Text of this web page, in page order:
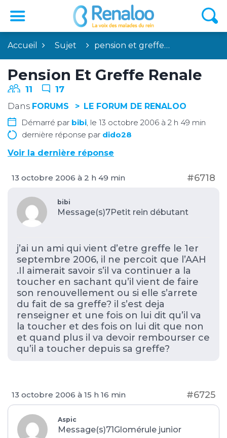
Accueil Sujet pension et greffe…
Pension Et Greffe Renale
11 17
Dans FORUMS
LE FORUM DE RENALOO
Démarré par bibi , le 13 octobre 2006 à 2 h 49 min
dernière réponse par dido28
Voir la dernière réponse
13 octobre 2006 à 2 h 49 min #6718
bibi
Message(s)7Petit rein débutant
j’ai un ami qui vient d’etre greffe le 1er
septembre 2006, il ne percoit que l’AAH
.Il aimerait savoir s’il va continuer a la
toucher en sachant qu’il vient de faire
son renouvellement ou si elle s’arrete
du fait de sa greffe? il s’est deja
renseigner et une fois on lui dit qu’il va
la toucher et des fois on lui dit que non
et quand plus il va devoir rembourser ce
qu’il a toucher depuis sa greffe?
13 octobre 2006 à 15 h 16 min #6725
Aspic
Message(s)71Glomérule junior